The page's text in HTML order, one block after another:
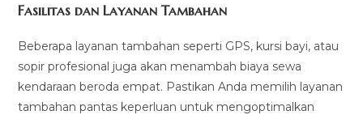
Fasilitas dan Layanan Tambahan
Beberapa layanan tambahan seperti GPS, kursi bayi, atau
sopir profesional juga akan menambah biaya sewa
kendaraan beroda empat. Pastikan Anda memilih layanan
tambahan pantas keperluan untuk mengoptimalkan